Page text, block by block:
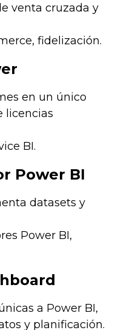
venta cruzada y
fidelización.
en un único
licencias
BI.
Power BI
datasets y
Power BI,
a Power BI,
y planificación.